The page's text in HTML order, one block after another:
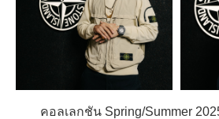
คอลเลกชัน Spring/Summer